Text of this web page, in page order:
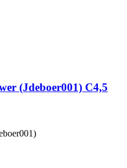
(Jdeboer001) C4,5